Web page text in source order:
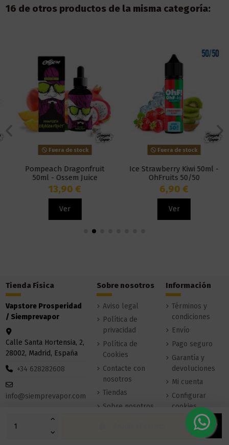
16 de otros productos de la misma categoría:
Fuera de stock
Pompeach Dragonfruit
50ml - Ossem Juice
13,90 €
Ver
Fuera de stock
Ice Strawberry Kiwi 50ml -
OhFruits 50/50
6,90 €
Ver
Tienda Física
Vapstore Prosperidad
/ Siemprevapor
Calle Santa Hortensia, 2,
28002, Madrid, España
+34 628282608
info@siemprevapor.com
Sobre nosotros
Aviso legal
Política de
privacidad
Política de
Cookies
Contacte con
nosotros
Tiendas
Sobre nosotros
Información
Términos y
condiciones
Envío
Pago seguro
Garantía y
devoluciones
Mi cuenta
Configurar
cookies